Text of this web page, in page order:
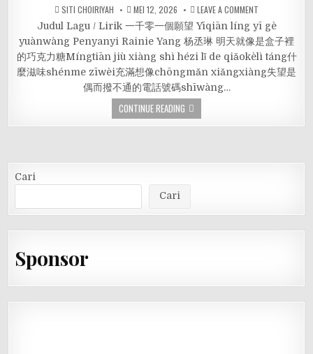
SITI CHOIRIYAH MEI 12, 2026 LEAVE A COMMENT
Judul Lagu / Lirik 一千零一個願望 Yīqiān líng yī gè
yuànwàng Penyanyi Rainie Yang 杨丞琳 明天就像是盒子裡
的巧克力糖Míngtiān jiù xiàng shì hézi lǐ de qiǎokèlì táng什
麼滋味shénme zīwèi充滿想像chōngmǎn xiǎngxiàng失望是
偶而撥不通的電話號碼shīwàng…
CONTINUE READING
Cari
Cari
Sponsor